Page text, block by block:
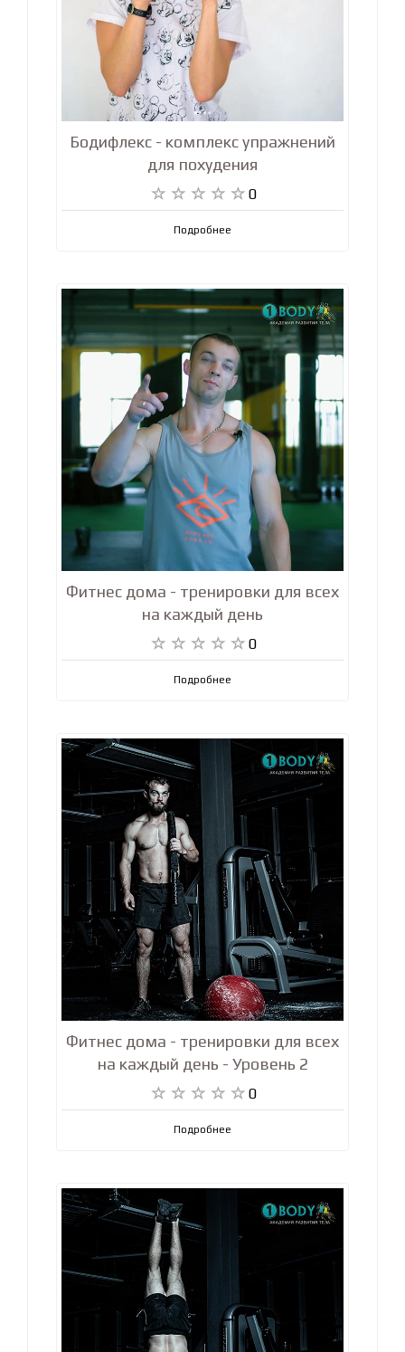
Бодифлекс - комплекс упражнений
для похудения
0
Подробнее
Фитнес дома - тренировки для всех
на каждый день
0
Подробнее
Фитнес дома - тренировки для всех
на каждый день - Уровень 2
0
Подробнее